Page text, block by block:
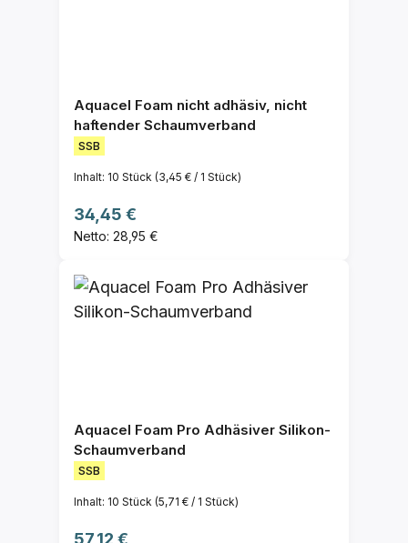
Aquacel Foam nicht adhäsiv, nicht
haftender Schaumverband
SSB
Inhalt: 10 Stück (3,45 € / 1 Stück)
Regulärer Preis:
34,45 €
Netto: 28,95 €
Aquacel Foam Pro Adhäsiver Silikon-
Schaumverband
SSB
Inhalt: 10 Stück (5,71 € / 1 Stück)
Regulärer Preis:
57,12 €